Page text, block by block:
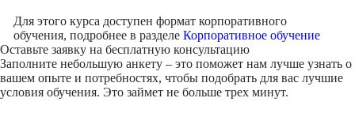
Для этого курса доступен формат корпоративного
обучения, подробнее в разделе Корпоративное обучение
Оставьте заявку на бесплатную консультацию
Заполните небольшую анкету – это поможет нам лучше узнать о
вашем опыте и потребностях, чтобы подобрать для вас лучшие
условия обучения. Это займет не больше трех минут.